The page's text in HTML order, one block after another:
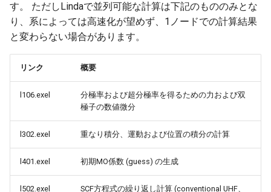
す。 ただしLindaで並列可能な計算は下記のもののみとな
り、系によっては高速化が望めず、1ノードでの計算結果
と変わらない場合があります。
リンク 概要
l106.exel
分極率および超分極率を得るための力および双
極子の数値微分
l302.exel 重なり積分、運動および位置の積分の計算
l401.exel 初期MO係数 (guess) の生成
l502.exel
SCF方程式の繰り返し計算 (conventional UHF、